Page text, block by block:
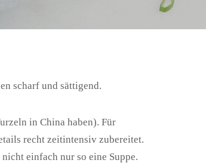
scharf und sättigend.
in China haben). Für
recht zeitintensiv zubereitet.
einfach nur so eine Suppe.